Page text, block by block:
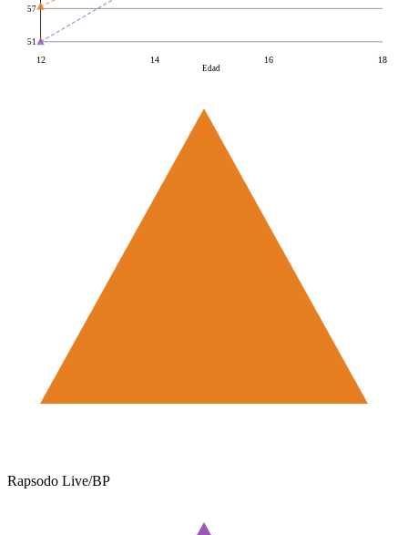
51
57
12 14 16 18
Edad
Rapsodo Live/BP